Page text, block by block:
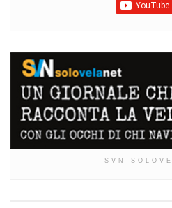
SVN